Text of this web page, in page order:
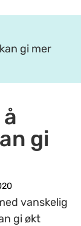
gi mer
gi
vanskelig
gi økt